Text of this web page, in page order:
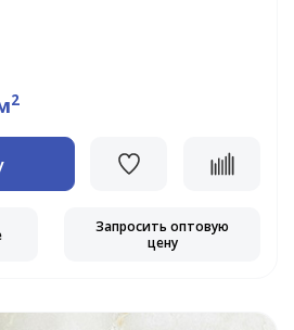
2
Запросить оптовую
цену